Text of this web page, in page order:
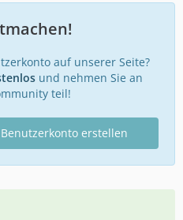
auf unserer Seite?
und nehmen Sie an
teil!
Benutzerkonto erstellen